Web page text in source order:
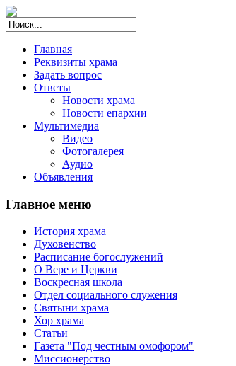
Главная
Реквизиты храма
Задать вопрос
Ответы
Новости храма
Новости епархии
Мультимедиа
Видео
Фотогалерея
Аудио
Объявления
Главное меню
История храма
Духовенство
Расписание богослужений
О Вере и Церкви
Воскресная школа
Отдел социального служения
Святыни храма
Хор храма
Статьи
Газета "Под честным омофором"
Миссионерство